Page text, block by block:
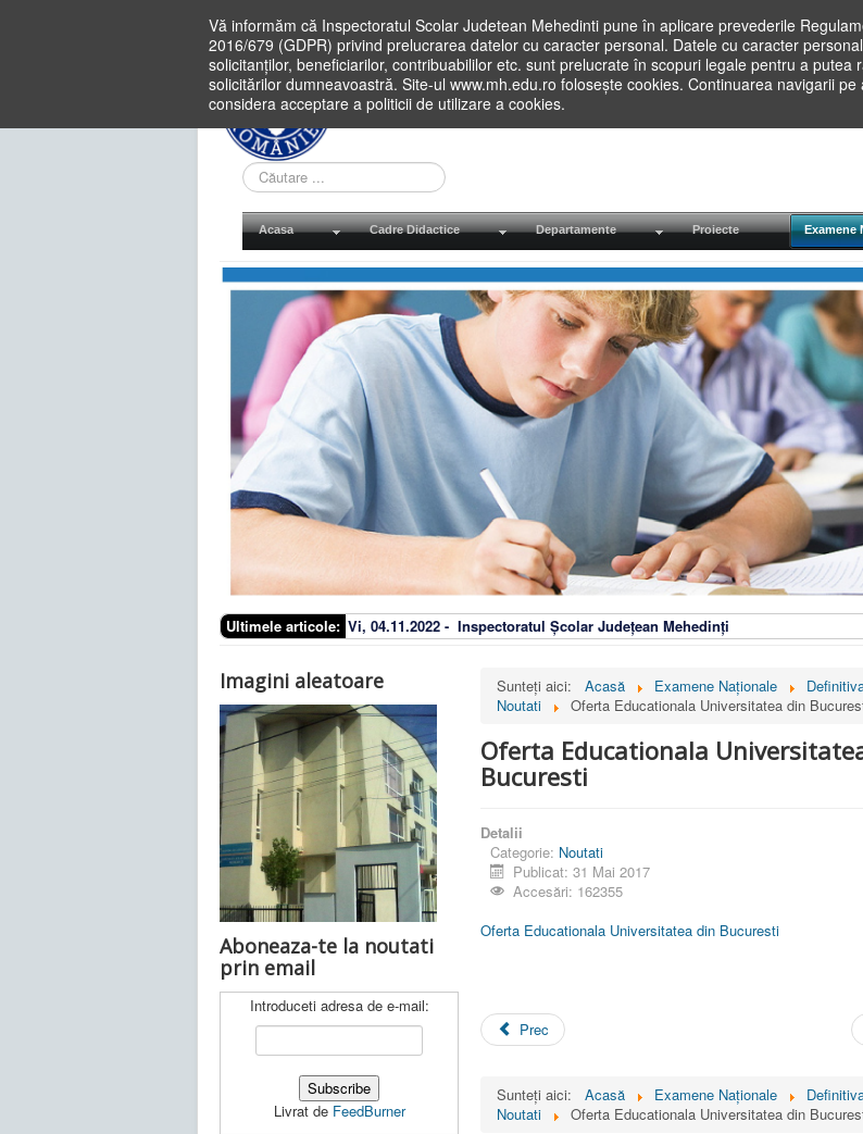
Vă informăm că Inspectoratul Scolar Judetean Mehedinti pune în aplicare prevederile
2016/679 (GDPR) privind prelucrarea datelor cu caracter personal. Datele cu caracter
solicitanților, beneficiarilor, contribuabililor etc. sunt prelucrate în scopuri legale pentru a putea
solicitărilor dumneavoastră. Site-ul www.mh.edu.ro folosește cookies. Continuarea navigarii pe
considera acceptare a politicii de utilizare a cookies.
Cauta
in
site
Acasa Cadre Didactice Departamente Proiecte Examene
Ultimele articole: Vi, 04.11.2022 - Inspectoratul Școlar Județean Mehedinți
Imagini aleatoare
Aboneaza-te la noutati
prin email
Introduceti adresa de e-mail:
Livrat de FeedBurner
Sunteți aici: Acasă Examene Naționale
Noutati
Oferta Educationala Universitatea din
Oferta Educationala
Bucuresti
Detalii
Categorie: Noutati
Publicat: 31 Mai 2017
Accesări: 162355
Oferta Educationala Universitatea din Bucuresti
Prec
Sunteți aici: Acasă Examene Naționale
Noutati
Oferta Educationala Universitatea din